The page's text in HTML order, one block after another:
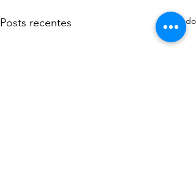
Posts recentes Ver tudo